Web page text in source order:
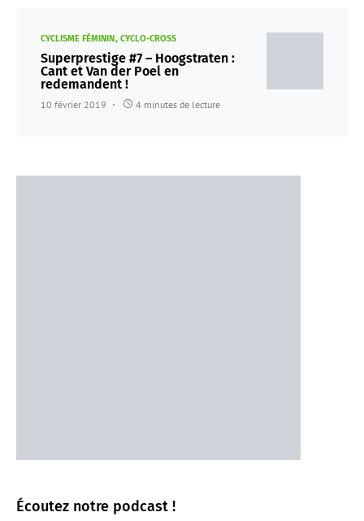
CYCLISME FÉMININ CYCLO-CROSS
Superprestige #7 – Hoogstraten :
Cant et Van der Poel en
redemandent !
10 février 2019 4 minutes de lecture
Écoutez notre podcast !